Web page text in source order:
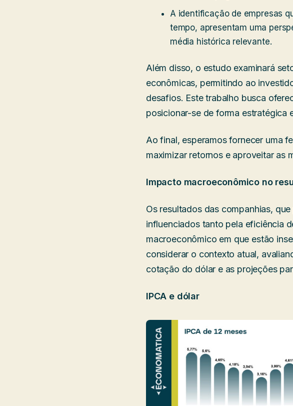
A identificação de empresas
tempo, apresentam uma
média histórica relevante.
Além disso, o estudo examinará
econômicas, permitindo ao
desafios. Este trabalho busca
posicionar-se de forma estratégica
Ao final, esperamos fornecer uma
maximizar retornos e aproveitar as
Impacto macroeconômico no
Os resultados das companhias,
influenciados tanto pela eficiência
macroeconômico em que estão
considerar o contexto atual,
cotação do dólar e as projeções
IPCA e dólar